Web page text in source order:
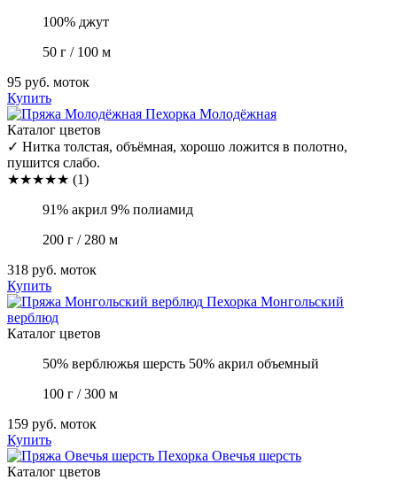
100% джут
50 г / 100 м
95 руб. моток
Купить
Пехорка Молодёжная
Каталог цветов
✓ Нитка толстая, объёмная, хорошо ложится в полотно,
пушится слабо.
★★★★★ (1)
91% акрил 9% полиамид
200 г / 280 м
318 руб. моток
Купить
Пехорка Монгольский
верблюд
Каталог цветов
50% верблюжья шерсть 50% акрил объемный
100 г / 300 м
159 руб. моток
Купить
Пехорка Овечья шерсть
Каталог цветов